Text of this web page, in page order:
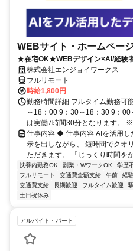
WEBサイト・ホームペー
★在宅OK★WEBデザイン×AI/経験
株式会社エンジョイワークス
フルリモート
時給1,800円
勤務時間詳細 フルタイム勤務可
～18：00 9：30～18：30 9：
は実働7時間30分となります。 ※
仕事内容 ◆ 仕事内容 AIを活用し
示を出しながら、 短時間でクオ
ただきます。 「じっくり時間を
扶養内勤務OK 副業・WワークOK 学歴
フルリモート
交通費全額支給 午前 経
交通費支給
長期歓迎 フルタイム歓迎
土日祝休み
アルバイト・パート